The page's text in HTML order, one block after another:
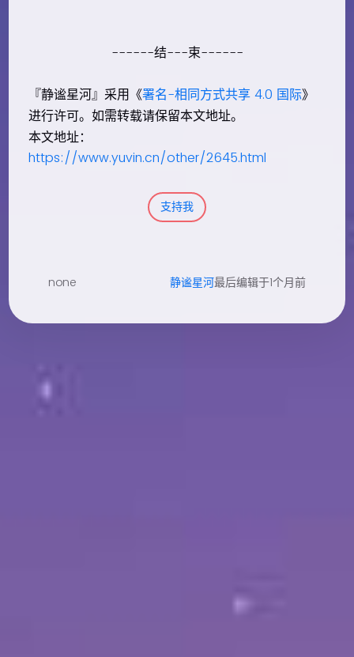
------结---束------
『静谧星河』采用《署名-相同方式共享 4.0 国际》
进行许可。如需转载请保留本文地址。
本文地址：
https://www.yuvin.cn/other/2645.html
支持我
none 静谧星河最后编辑于1个月前